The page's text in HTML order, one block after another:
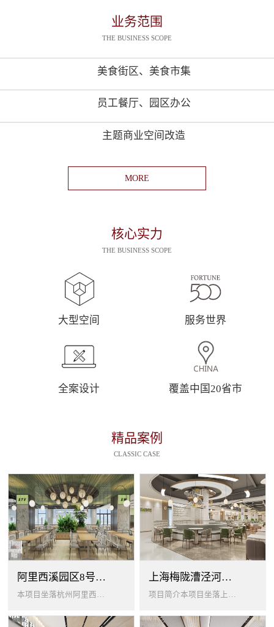
业务范围
THE BUSINESS SCOPE
美食街区、美食市集
员工餐厅、园区办公
主题商业空间改造
MORE
核心实力
THE BUSINESS SCOPE
大型空间 服务世界
全案设计 覆盖中国20省市
精品案例
CLASSIC CASE
阿里西溪园区8号楼1层餐厅
本项目坐落杭州阿里西溪园区8号楼一层，以绿色生机 + 年轻基因为核心，打造「活力聚场」复合型员工餐厅。兼顾多人群用餐需求...
上海梅陇漕泾河科技绿洲员工餐厅
项目简介本项目坐落上海闵行梅陇科技绿洲，以生态创艺食堂为设计核心，融合现代轻奢与自然生态，打造兼顾高效就餐、休闲社交、商...